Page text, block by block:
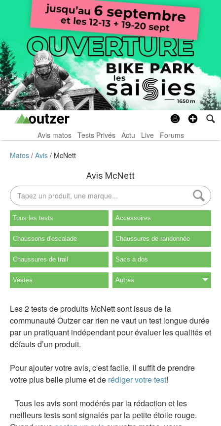
Avis matos Tests Privés Actu Live Forums
Matos Avis McNett
Avis McNett
Tous les tests Accessoires
Chaussons d'escalade Chaussures de randonnée
Chaussures de trail Sacs à dos
Vestes Autres
Les 2 tests de produits McNett sont issus de la
communauté Outzer car rien ne vaut un test longue durée
par un pratiquant indépendant pour évaluer les qualités et
défauts d’un produit.
Pour ajouter votre avis, c'est facile, il suffit de prendre
votre plus belle plume et de rédiger votre test!
Tous les avis sont modérés par la rédaction et les
meilleurs tests sont signalés par la petite étoile rouge.